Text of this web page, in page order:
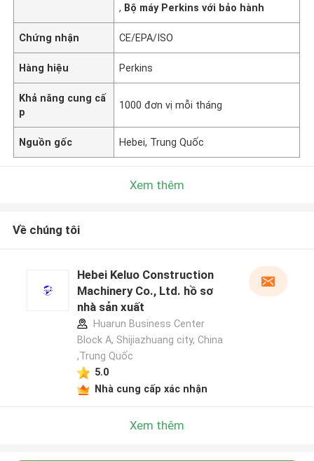
, Bộ máy Perkins với bảo hành
Chứng nhận CE/EPA/ISO
Hàng hiệu Perkins
Khả năng cung cấ
p
1000 đơn vị mỗi tháng
Nguồn gốc Hebei, Trung Quốc
Xem thêm
Về chúng tôi
Hebei Keluo Construction
Machinery Co., Ltd. hồ sơ
nhà sản xuất
Huarun Business Center
Block A, Shijiazhuang city, China
,Trung Quốc
5.0
Nhà cung cấp xác nhận
Xem thêm